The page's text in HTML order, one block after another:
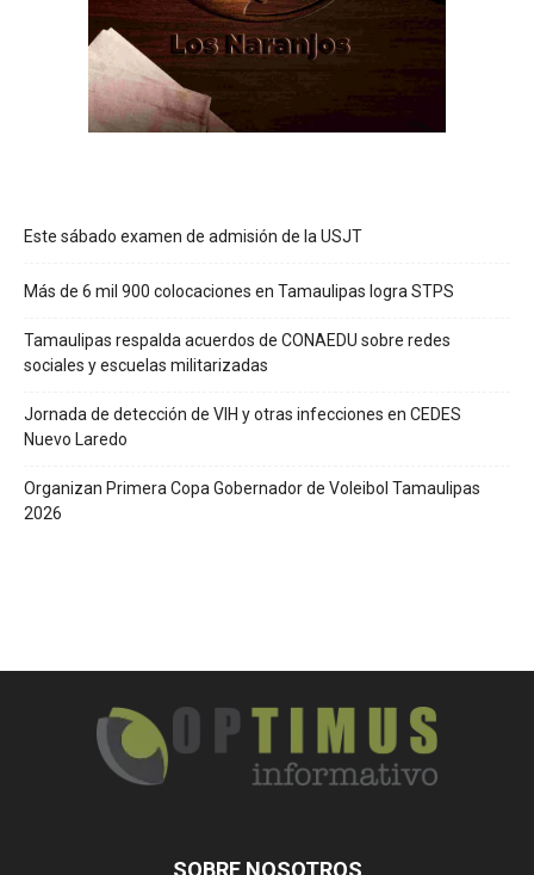
Este sábado examen de admisión de la USJT
Más de 6 mil 900 colocaciones en Tamaulipas logra STPS
Tamaulipas respalda acuerdos de CONAEDU sobre redes
sociales y escuelas militarizadas
Jornada de detección de VIH y otras infecciones en CEDES
Nuevo Laredo
Organizan Primera Copa Gobernador de Voleibol Tamaulipas
2026
SOBRE NOSOTROS